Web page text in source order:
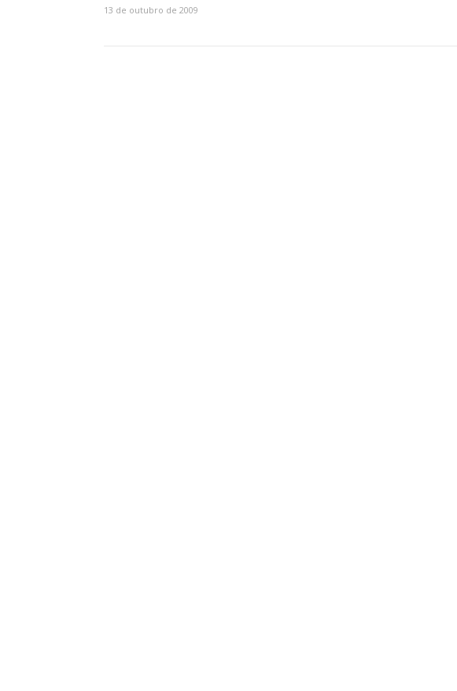
13 de outubro de 2009